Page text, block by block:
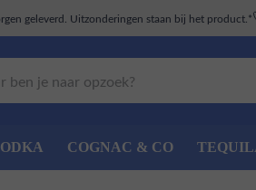
geleverd. Uitzonderingen staan bij het product.*
COGNAC & CO